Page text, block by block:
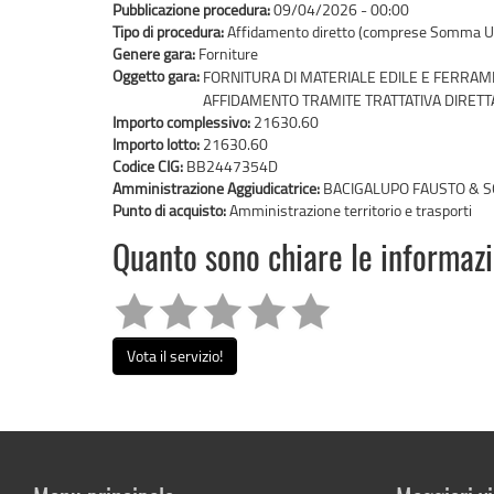
Pubblicazione procedura:09/04/2026 - 00:00
Tipo di procedura:Affidamento diretto (comprese Somma
Genere gara: Forniture
Oggetto gara: FORNITURA DI MATERIALE EDILE E
AFFIDAMENTO TRAMITE TRATTATIVA
Importo complessivo: 21630.60
Importo lotto: 21630.60
Codice CIG: BB2447354D
Amministrazione Aggiudicatrice: BACIGALUPO FAUSTO &
Punto di acquisto:Amministrazione territorio e trasporti
Quanto sono chiare le
Vota il servizio!